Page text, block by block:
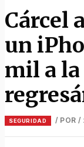
Cárcel
un
mil a la
SEGURIDAD / POR /